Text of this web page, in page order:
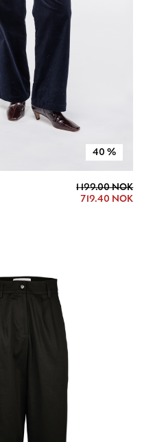
40 %
1 199.00 NOK
719.40 NOK